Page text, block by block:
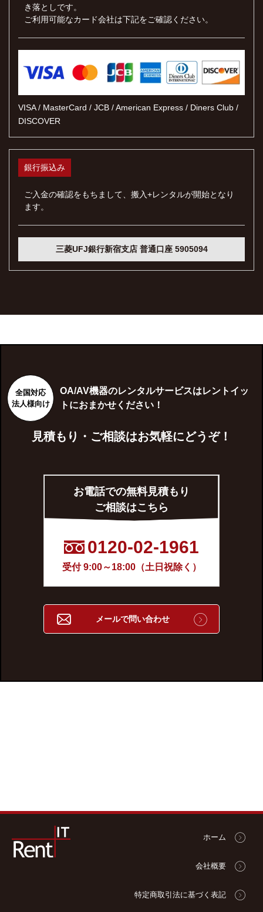
き落としです。
ご利用可能なカード会社は下記をご確認ください。
VISA / MasterCard / JCB / American Express / Diners Club /
DISCOVER
銀行振込み
ご入金の確認をもちまして、搬入+レンタルが開始となり
ます。
三菱UFJ銀行新宿支店 普通口座 5905094
全国対応
法人様向け
OA/AV機器のレンタルサービスはレントイッ
トにおまかせください！
見積もり・ご相談はお気軽にどうぞ！
お電話での無料見積もり
ご相談はこちら
0120-02-1961
受付 9:00～18:00（土日祝除く）
メールで問い合わせ
ホーム
会社概要
特定商取引法に基づく表記